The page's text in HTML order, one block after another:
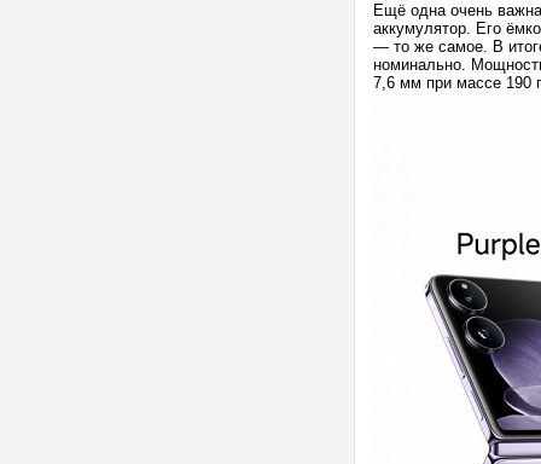
Ещё одна очень
аккумулятор. Его
— то же самое. В
номинально.
7,6 мм при массе 190